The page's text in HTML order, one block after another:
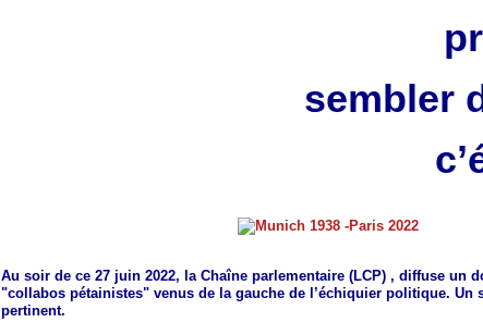
sembler
Au soir de ce 27 juin 2022, la Chaîne parlementaire (LCP) , diffuse un
"collabos pétainistes" venus de la gauche de l’échiquier politique. Un
pertinent.